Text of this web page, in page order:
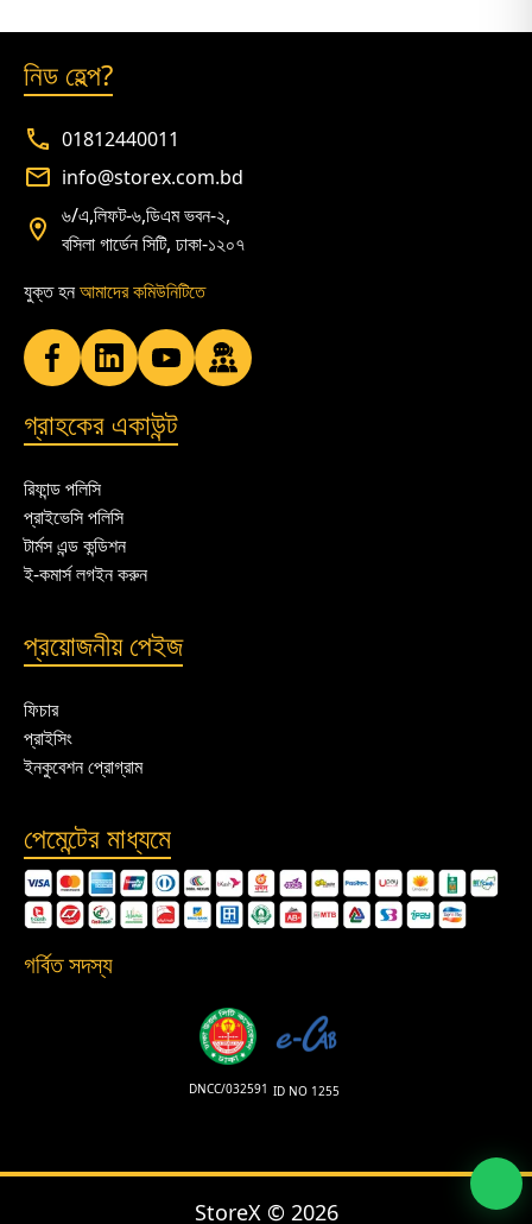
নিড হেল্প?
01812440011
info@storex.com.bd
৬/এ,লিফট-৬,ডিএম ভবন-২,
বসিলা গার্ডেন সিটি, ঢাকা-১২০৭
যুক্ত হনআমাদের কমিউনিটিতে
গ্রাহকের একাউন্ট
রিফান্ড পলিসি
প্রাইভেসি পলিসি
টার্মস এন্ড কন্ডিশন
ই-কমার্স লগইন করুন
প্রয়োজনীয় পেইজ
ফিচার
প্রাইসিং
ইনকুবেশন প্রোগ্রাম
পেমেন্টের মাধ্যমে
গর্বিত সদস্য
DNCC/032591 ID NO 1255
StoreX © 2026